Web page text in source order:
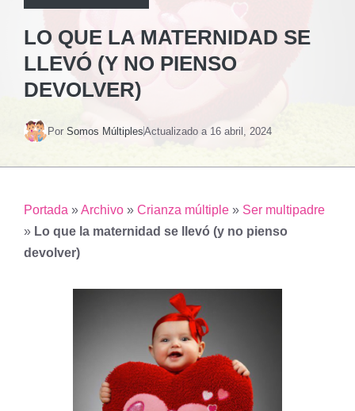
LO QUE LA MATERNIDAD SE
LLEVÓ (Y NO PIENSO
DEVOLVER)
Por Somos MúltiplesActualizado a 16 abril, 2024
Portada »Archivo » Crianza múltiple » Ser multipadre
» Lo que la maternidad se llevó (y no pienso
devolver)